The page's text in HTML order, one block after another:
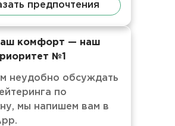
предпочтения
комфорт — наш
№1
неудобно обсуждать
по
мы напишем вам в